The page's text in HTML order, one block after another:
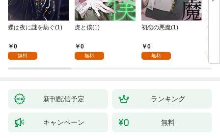
蝶は夜に謎を紡ぐ(1)
0
無料
虎と僕(1)
0
無料
初恋の悪魔(1)
0
無料
齢
新刊配信予定 ランキング
キャンペーン 無料